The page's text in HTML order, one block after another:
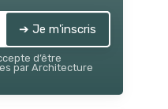
➔ Je m'inscris
d’être
par Architecture